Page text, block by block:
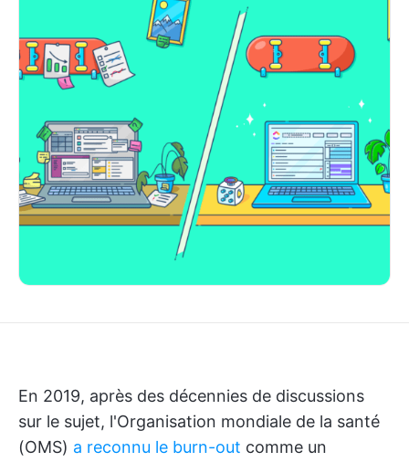
En 2019, après des décennies de discussions
sur le sujet, l'Organisation mondiale de la santé
(OMS) a reconnu le burn-out comme un